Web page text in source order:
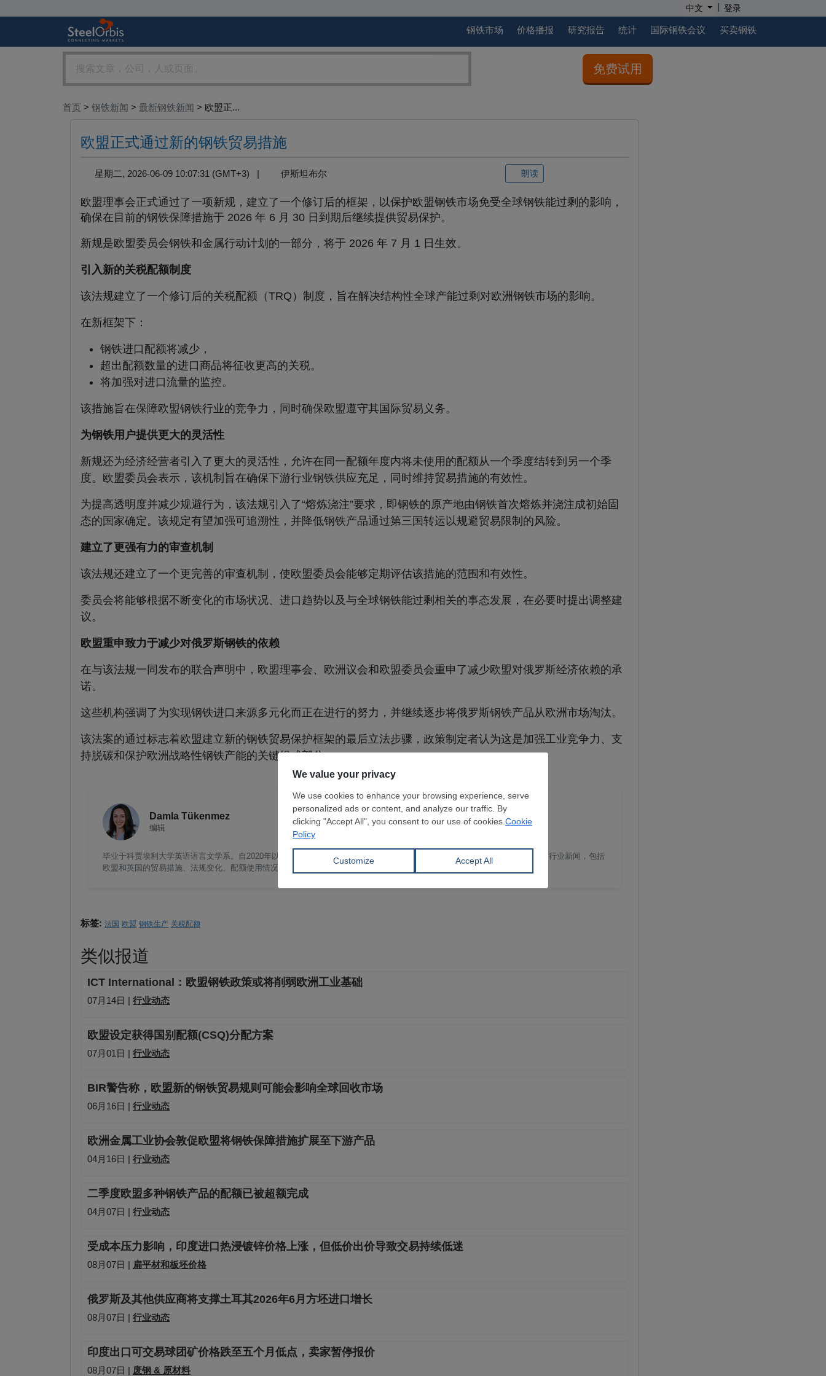
中文 | 登录
钢铁市场 价格播报 研究报告 统计 国际钢铁会议 买卖钢铁
免费试用
首页 > 钢铁新闻 > 最新钢铁新闻 > 欧盟正...
欧盟正式通过新的钢铁贸易措施
星期二, 2026-06-09 10:07:31 (GMT+3) | 伊斯坦布尔 朗读
欧盟理事会正式通过了一项新规，建立了一个修订后的框架，以保护欧盟钢铁市场免受全球钢铁能过剩的影响，
确保在目前的钢铁保障措施于 2026 年 6 月 30 日到期后继续提供贸易保护。
新规是欧盟委员会钢铁和金属行动计划的一部分，将于 2026 年 7 月 1 日生效。
引入新的关税配额制度
该法规建立了一个修订后的关税配额（TRQ）制度，旨在解决结构性全球产能过剩对欧洲钢铁市场的影响。
在新框架下：
钢铁进口配额将减少，
超出配额数量的进口商品将征收更高的关税。
将加强对进口流量的监控。
该措施旨在保障欧盟钢铁行业的竞争力，同时确保欧盟遵守其国际贸易义务。
为钢铁用户提供更大的灵活性
新规还为经济经营者引入了更大的灵活性，允许在同一配额年度内将未使用的配额从一个季度结转到另一个季
度。欧盟委员会表示，该机制旨在确保下游行业钢铁供应充足，同时维持贸易措施的有效性。
为提高透明度并减少规避行为，该法规引入了“熔炼浇注”要求，即钢铁的原产地由钢铁首次熔炼并浇注成初始固
态的国家确定。该规定有望加强可追溯性，并降低钢铁产品通过第三国转运以规避贸易限制的风险。
建立了更强有力的审查机制
该法规还建立了一个更完善的审查机制，使欧盟委员会能够定期评估该措施的范围和有效性。
委员会将能够根据不断变化的市场状况、进口趋势以及与全球钢铁能过剩相关的事态发展，在必要时提出调整建
议。
欧盟重申致力于减少对俄罗斯钢铁的依赖
在与该法规一同发布的联合声明中，欧盟理事会、欧洲议会和欧盟委员会重申了减少欧盟对俄罗斯经济依赖的承
诺。
这些机构强调了为实现钢铁进口来源多元化而正在进行的努力，并继续逐步将俄罗斯钢铁产品从欧洲市场淘汰。
该法案的通过标志着欧盟建立新的钢铁贸易保护框架的最后立法步骤，政策制定者认为这是加强工业竞争力、支
持脱碳和保护欧洲战略性钢铁产能的关键组成部分。
Damla Tükenmez
编辑
毕业于科贾埃利大学英语语言文学系。自2020年以来，我一直致力于钢铁行业相关报道。在SteelOrbis，我撰写涵盖广泛主题的行业新闻，包括
欧盟和英国的贸易措施、法规变化、配额使用情况，以及土耳其钢铁行业组织的声明和观点。
标签: 法国 欧盟 钢铁生产 关税配额
类似报道
ICT International：欧盟钢铁政策或将削弱欧洲工业基础
07月14日 | 行业动态
欧盟设定获得国别配额(CSQ)分配方案
07月01日 | 行业动态
BIR警告称，欧盟新的钢铁贸易规则可能会影响全球回收市场
06月16日 | 行业动态
欧洲金属工业协会敦促欧盟将钢铁保障措施扩展至下游产品
04月16日 | 行业动态
二季度欧盟多种钢铁产品的配额已被超额完成
04月07日 | 行业动态
受成本压力影响，印度进口热浸镀锌价格上涨，但低价出价导致交易持续低迷
08月07日 | 扁平材和板坯价格
俄罗斯及其他供应商将支撑土耳其2026年6月方坯进口增长
08月07日 | 行业动态
印度出口可交易球团矿价格跌至五个月低点，卖家暂停报价
08月07日 | 废钢 & 原材料